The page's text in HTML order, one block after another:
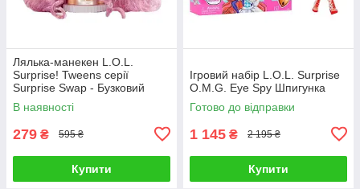
Лялька-манекен L.O.L.
Surprise! Tweens серії
Surprise Swap - Бузковий
образ 593522-8
В наявності
279 ₴ 595 ₴
Купити
Ігровий набір L.O.L. Surprise
O.M.G. Eye Spy Шпигунка
Готово до відправки
1 145 ₴ 2 195 ₴
Купити